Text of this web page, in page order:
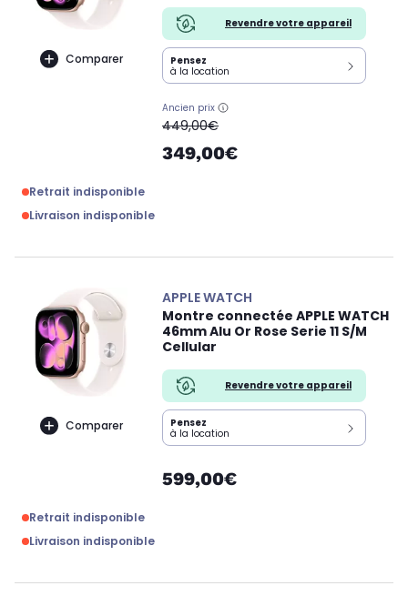
Comparer
Revendre votre appareil
Pensez
à la location
Ancien prix
oldPrice
449,00€
349,00€
Retrait indisponible
Livraison indisponible
Comparer
APPLE WATCH
Montre connectée APPLE WATCH
46mm Alu Or Rose Serie 11 S/M
Cellular
Revendre votre appareil
Pensez
à la location
599,00€
Retrait indisponible
Livraison indisponible